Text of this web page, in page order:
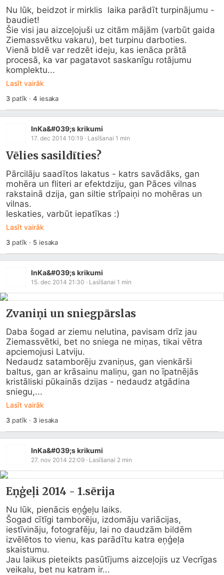
Nu lūk, beidzot ir mirklis  laika parādīt turpinājumu -
baudiet!
Šie visi jau aizceļojuši uz citām mājām (varbūt gaida
Ziemassvētku vakaru), bet turpinu darboties.
Vienā bldē var redzēt ideju, kas ienāca prātā
procesā, ka var pagatavot saskanīgu rotājumu
komplektu...
Lasīt vairāk
3patīk ·4 iesaka
InKa&#039;s krikumi
17. dec 2014 10:19 · Lasīšanai 1 min
Vēlies sasildīties?
Pārcilāju saadītos lakatus - katrs savādāks, gan
mohēra un fliteri ar efektdziju, gan Pāces vilnas
rakstainā dzija, gan siltie strīpaiņi no mohēras un
vilnas.
Ieskaties, varbūt iepatīkas :)
Lasīt vairāk
3patīk · 5iesaka
InKa&#039;s krikumi
15. dec 2014 21:30 · Lasīšanai 1 min
Zvaniņi un sniegpārslas
Daba šogad ar ziemu nelutina, pavisam drīz jau
Ziemassvētki, bet no sniega ne miņas, tikai vētra
apciemojusi Latviju.
Nedaudz satamborēju zvaniņus, gan vienkārši
baltus, gan ar krāsainu maliņu, gan no īpatnējās
kristāliski pūkainās dzijas - nedaudz atgādina
sniegu,...
Lasīt vairāk
3patīk · 3iesaka
InKa&#039;s krikumi
27. nov 2014 22:09 · Lasīšanai 2 min
Eņģeļi 2014 - 1.sērija
Nu lūk, pienācis eņģeļu laiks.
Šogad cītīgi tamborēju, izdomāju variācijas,
iestīvināju, fotografēju, lai no daudzām bildēm
izvēlētos to vienu, kas parādītu katra eņģeļa
skaistumu.
Jau laikus pieteikts pasūtījums aizceļojis uz Vecrīgas
veikalu, bet nu katram ir...